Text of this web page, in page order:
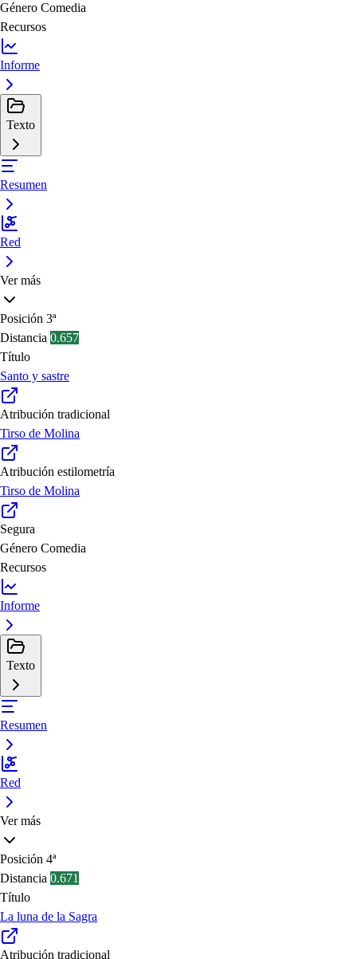
Género Comedia
Recursos
Informe
Texto
Resumen
Red
Ver más
Posición 3ª
Distancia 0.657
Título
Santo y sastre
Atribución tradicional
Tirso de Molina
Atribución estilometría
Tirso de Molina
Segura
Género Comedia
Recursos
Informe
Texto
Resumen
Red
Ver más
Posición 4ª
Distancia 0.671
Título
La luna de la Sagra
Atribución tradicional